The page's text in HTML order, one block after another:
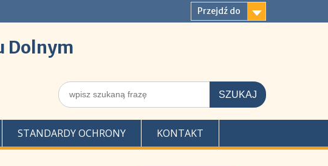
Przejdź do
Dolnym
Szukaj
dla:
STANDARDY OCHRONY KONTAKT